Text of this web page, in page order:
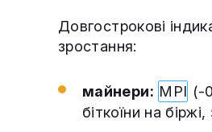
Довгострокові
зростання:
майнери: MPI (-
біткоїни на